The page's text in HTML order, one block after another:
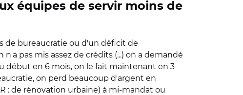
équipes de servir moins de
de bureaucratie ou d'un déficit de
pas mis assez de crédits (...) on a demandé
début en 6 mois, on le fait maintenant en 3
on perd beaucoup d'argent en
: de rénovation urbaine) à mi-mandat ou